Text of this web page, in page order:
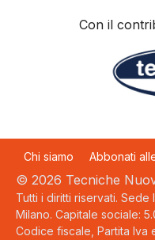
Con il
© 2026 Tecniche
Chi siamo Abbonati
Tutti i diritti riservati. Sede
Milano. Capitale sociale:
Codice fiscale, Partita Iva